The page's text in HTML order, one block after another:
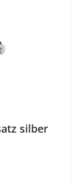
silber